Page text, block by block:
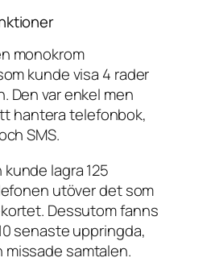
monokrom
kunde visa 4 rader
Den var enkel men
hantera telefonbok,
SMS.
lagra 125
utöver det som
Dessutom fanns
senaste uppringda,
samtalen.